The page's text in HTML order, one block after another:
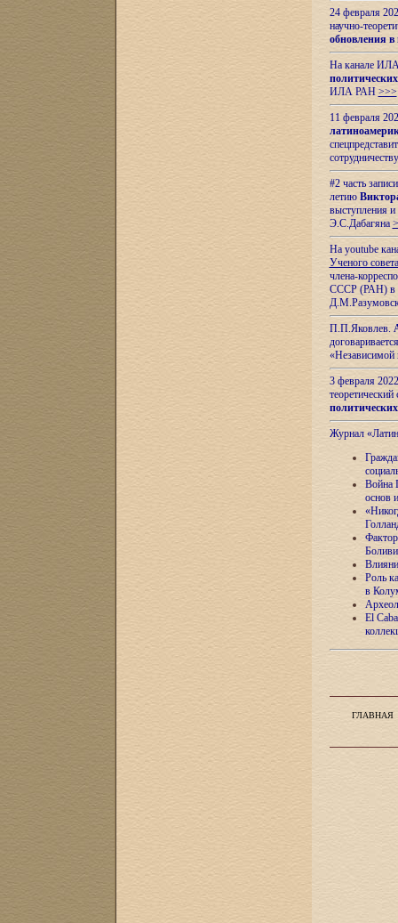
24 февраля
научно-
обновления в
На канале
ИЛА РАН >>>
11 февраля
#2 часть
летию
выступления
Э.С.Дабагяна
На youtube
Ученого
члена-
СССР (РАН) в
П.П.Яковлев.
«Независимой
3 февраля
теоретический
Журнал
Война
основ
Роль
в
El
ГЛАВНАЯ